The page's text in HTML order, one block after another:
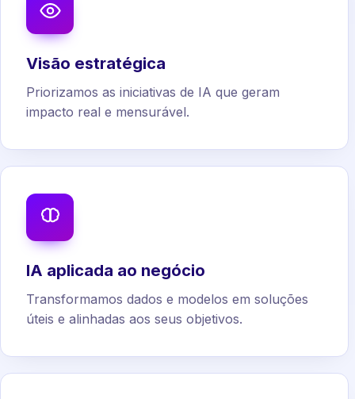
Visão estratégica
Priorizamos as iniciativas de IA que geram
impacto real e mensurável.
IA aplicada ao negócio
Transformamos dados e modelos em soluções
úteis e alinhadas aos seus objetivos.